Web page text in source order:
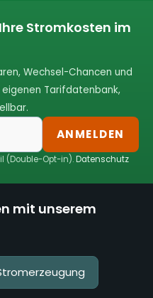
Stromkosten im
Wechsel-Chancen und
Tarifdatenbank,
ANMELDEN
(Double-Opt-in).Datenschutz
mit unserem